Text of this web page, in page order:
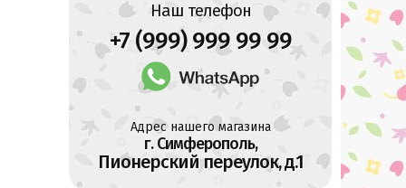
Наш телефон
+7 (999) 999 99 99
Адрес нашего магазина
г. Симферополь,
Пионерский переулок, д.1